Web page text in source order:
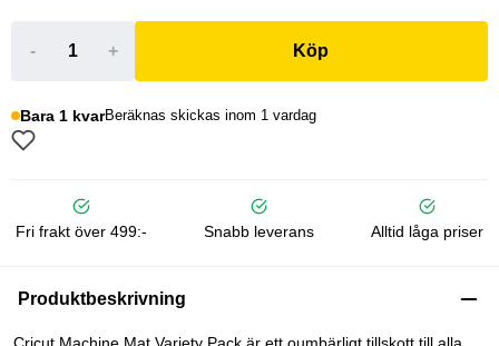
- + Köp
Bara 1 kvarBeräknas skickas inom 1 vardag
Fri frakt över 499:- Snabb leverans Alltid låga priser
Produktbeskrivning